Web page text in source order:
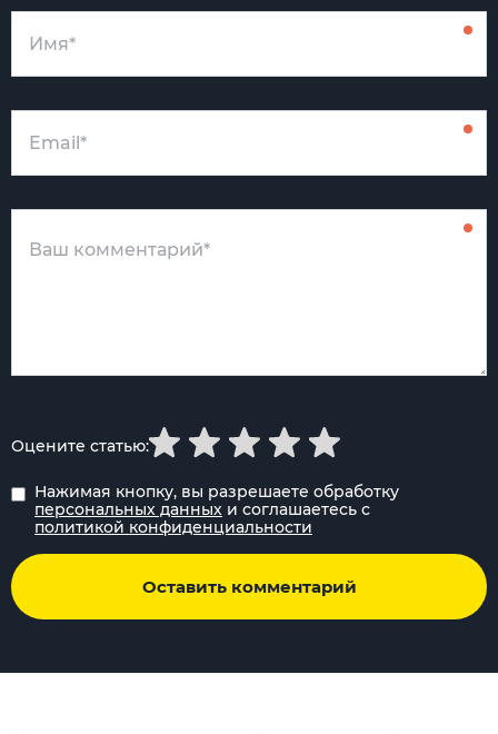
Нажимая кнопку, вы разрешаете обработку
персональных данных и соглашаетесь с
политикой конфиденциальности
Оставить комментарий
Оцените статью: